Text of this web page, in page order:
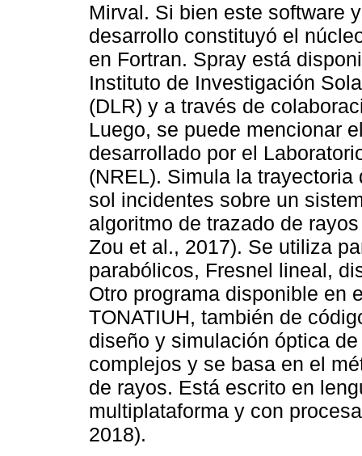
Mirval. Si bien este software
desarrollo constituyó el
en Fortran. Spray está
Instituto de Investigación
(DLR) y a través de
Luego, se puede mencionar
desarrollado por el
(NREL). Simula la
sol incidentes sobre un
algoritmo de trazado de
Zou et al., 2017). Se utiliza
parabólicos, Fresnel lineal,
Otro programa disponible en
TONATIUH, también de
diseño y simulación óptica
complejos y se basa en el
de rayos. Está escrito en
multiplataforma y con
2018).